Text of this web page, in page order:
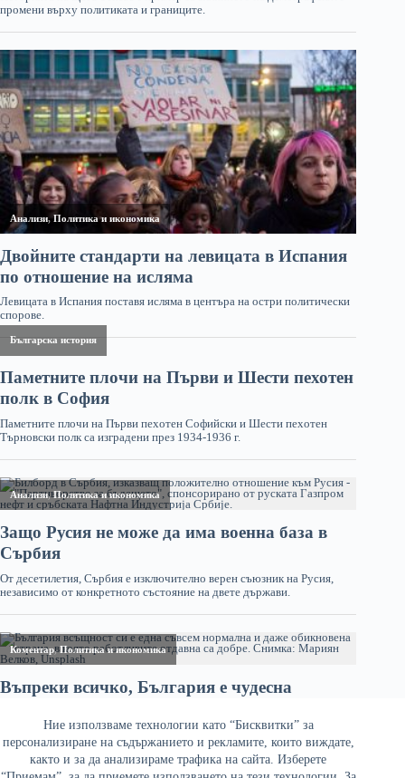
Ние използваме технологии като “Бисквитки” за
персонализиране на съдържанието и рекламите, които виждате,
както и за да анализираме трафика на сайта. Изберете